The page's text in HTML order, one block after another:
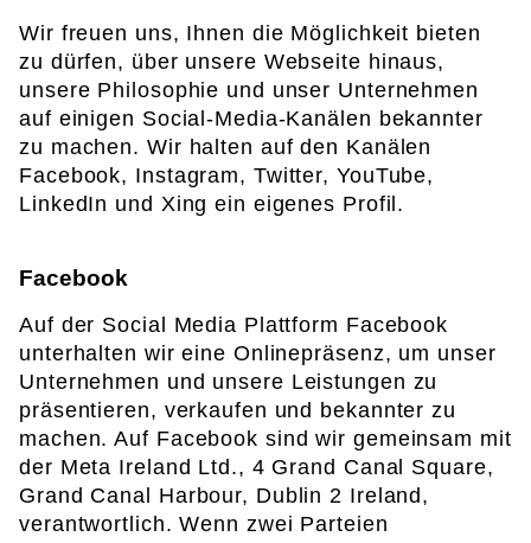
Wir freuen uns, Ihnen die Möglichkeit bieten
zu dürfen, über unsere Webseite hinaus,
unsere Philosophie und unser Unternehmen
auf einigen Social-Media-Kanälen bekannter
zu machen. Wir halten auf den Kanälen
Facebook, Instagram, Twitter, YouTube,
LinkedIn und Xing ein eigenes Profil.
Facebook
Auf der Social Media Plattform Facebook
unterhalten wir eine Onlinepräsenz, um unser
Unternehmen und unsere Leistungen zu
präsentieren, verkaufen und bekannter zu
machen. Auf Facebook sind wir gemeinsam mit
der Meta Ireland Ltd., 4 Grand Canal Square,
Grand Canal Harbour, Dublin 2 Ireland,
verantwortlich. Wenn zwei Parteien